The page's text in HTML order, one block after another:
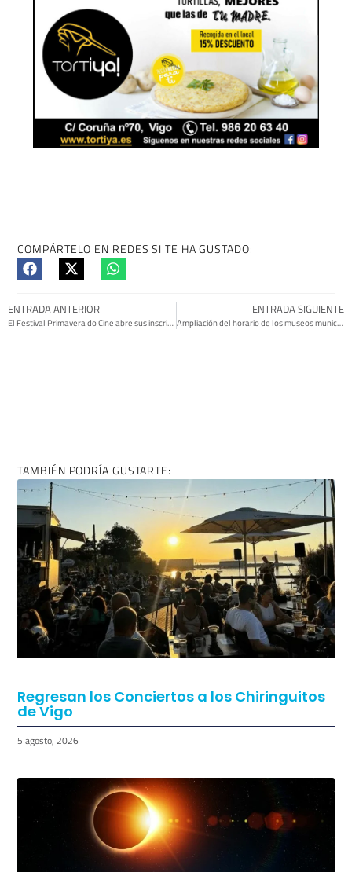
COMPÁRTELO EN REDES SI TE HA GUSTADO:
ENTRADA ANTERIOR
El Festival Primavera do Cine abre sus inscripciones para su nueva edición
ENTRADA SIGUIENTE
Ampliación del horario de los museos municipales durante Semana Santa
TAMBIÉN PODRÍA GUSTARTE:
Regresan los Conciertos a los Chiringuitos
de Vigo
5 agosto, 2026